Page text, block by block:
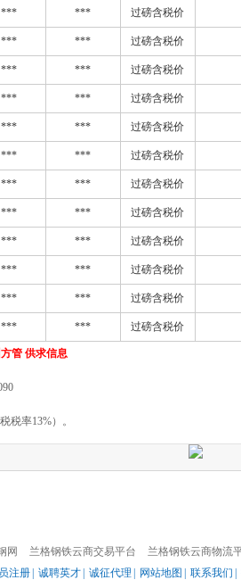
*** *** 过磅含税价
*** *** 过磅含税价
*** *** 过磅含税价
*** *** 过磅含税价
*** *** 过磅含税价
*** *** 过磅含税价
*** *** 过磅含税价
*** *** 过磅含税价
*** *** 过磅含税价
*** *** 过磅含税价
*** *** 过磅含税价
*** *** 过磅含税价
管 供求信息
税率13%）。